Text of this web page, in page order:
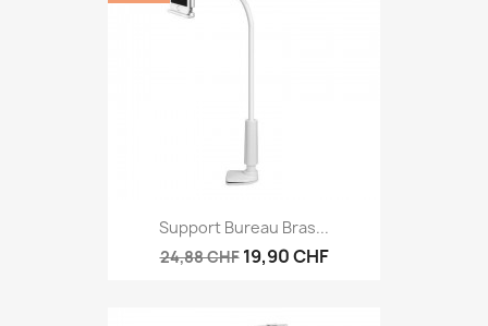
Support Bureau Bras...
24,88 CHF 19,90 CHF